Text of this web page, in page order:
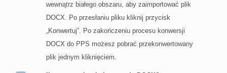
wewnątrz białego obszaru, aby zaimportować plik
DOCX. Po przesłaniu pliku kliknij przycisk
„Konwertuj”. Po zakończeniu procesu konwersji
DOCX do PPS możesz pobrać przekonwertowany
plik jednym kliknięciem.